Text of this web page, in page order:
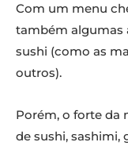
Com um menu
também algumas
sushi (como as
outros).
Porém, o forte da
de sushi, sashimi,